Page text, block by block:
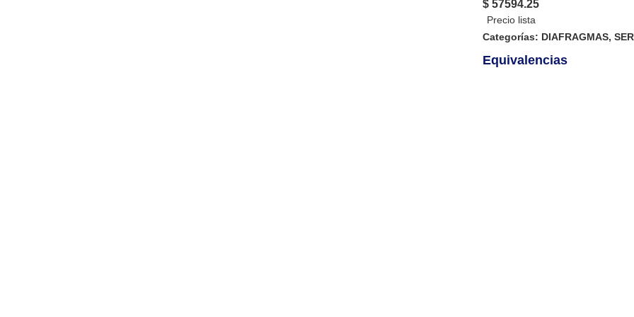
$ 57594.25
Categorías: DIAFRAGMAS,
Equivalencias